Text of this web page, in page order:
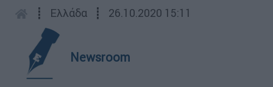
┋ Ελλάδα ┋ 26.10.2020 15:11
Newsroom